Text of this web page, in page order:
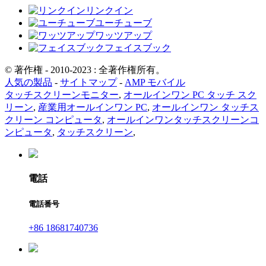
リンクイン
ユーチューブ
ワッツアップ
フェイスブック
© 著作権 - 2010-2023 : 全著作権所有。
人気の製品 - サイトマップ- AMP モバイル
タッチスクリーンモニター, オールインワン PC タッチ スク
リーン, 産業用オールインワン PC, オールインワン タッチス
クリーン コンピュータ, オールインワンタッチスクリーンコ
ンピュータ, タッチスクリーン,
電話
電話番号
+86 18681740736